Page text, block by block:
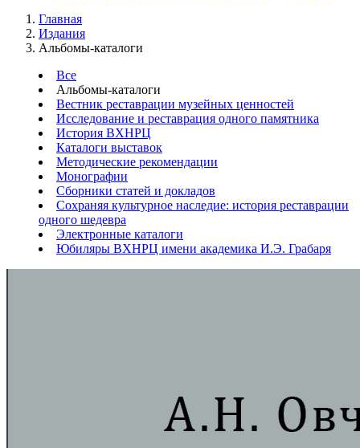
Главная
Издания
Альбомы-каталоги
Все
Альбомы-каталоги
Вестник реставрации музейных ценностей
Исследование и реставрация одного памятника
История ВХНРЦ
Каталоги выставок
Методические рекомендации
Монографии
Сборники статей и докладов
Сохраняя культурное наследие: история реставрации
одного шедевра
Электронные каталоги
Юбиляры ВХНРЦ имени академика И.Э. Грабаря